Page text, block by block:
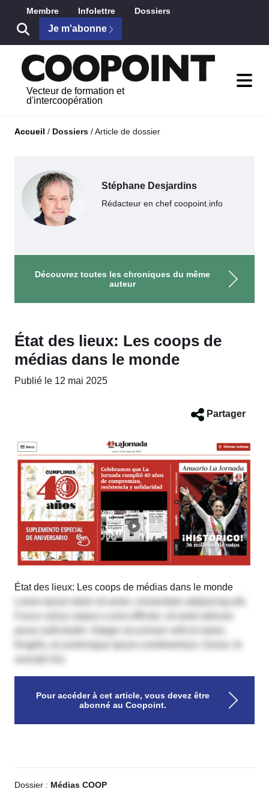
Saut au contenu principal
Membre Infolettre Dossiers
Je m'abonne
Vecteur de formation et
d'intercoopération
Accueil / Dossiers /Article de dossier
Stéphane Desjardins
Rédacteur en chef coopoint.info
Découvrez toutes les chroniques du même
auteur
État des lieux: Les coops de
médias dans le monde
Publié le 12 mai 2025
Partager
État des lieux: Les coops de médias dans le monde
Lorem ipsum dolor sit amet, consectetur adipiscing elit.
Fusce varius neque a urna efficitur, sit amet ultricies
purus sollicitudin. Integer accumsan velit et metus
fringilla, at scelerisque ipsum condimentum. Donec id
Pour accéder à cet article, vous devez être
abonné au Coopoint.
Dossier : Médias COOP